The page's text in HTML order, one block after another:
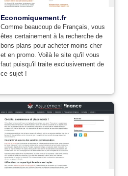
Economiquement.fr
Comme beaucoup de Français, vous
êtes certainement à la recherche de
bons plans pour acheter moins cher
et en promo. Voilà le site qu'il vous
faut puisqu'il traite exclusivement de
ce sujet !